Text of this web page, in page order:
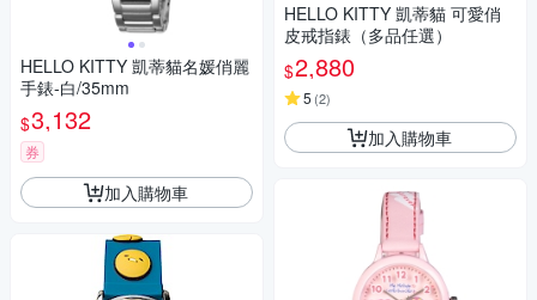
HELLO KITTY 凱蒂貓名媛俏麗
手錶-白/35mm
$3,132
券
加入購物車
HELLO KITTY 凱蒂貓 可愛俏
皮戒指錶（多品任選）
$2,880
5 (2)
加入購物車